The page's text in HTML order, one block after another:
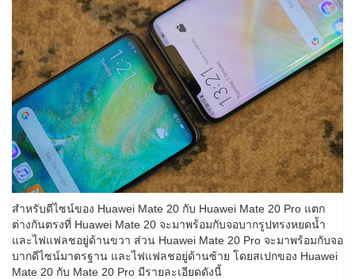
สำหรับดีไซน์ของ Huawei Mate 20 กับ Huawei Mate 20 Pro แตก
ต่างกันตรงที่ Huawei Mate 20 จะมาพร้อมกับจอบากรูปทรงหยดน้ำ
และไฟแฟลชอยู่ด้านขวา ส่วน Huawei Mate 20 Pro จะมาพร้อมกับจอ
บากดีไซน์มาตรฐาน และไฟแฟลชอยู่ด้านซ้าย โดยสเปกของ Huawei
Mate 20 กับ Mate 20 Pro มีรายละเอียดดังนี้